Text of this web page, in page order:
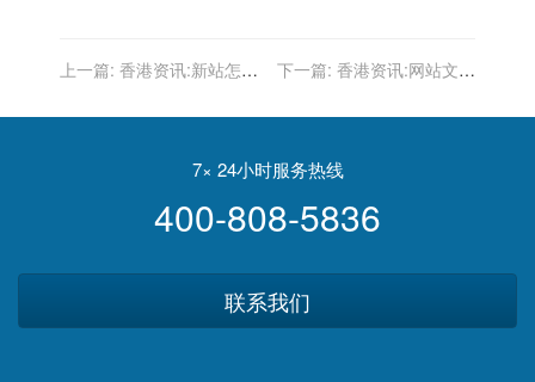
上一篇: 香港资讯:新站怎么
日均流量突破1000ip
下一篇: 香港资讯:网站文章
网站文章被删除的原因
7× 24小时服务热线
400-808-5836
联系我们